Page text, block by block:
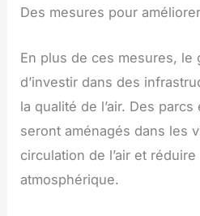
Des mesures pour
En plus de ces mesures, le
d’investir dans des
la qualité de l’air. Des
seront aménagés dans les
circulation de l’air et
atmosphérique.